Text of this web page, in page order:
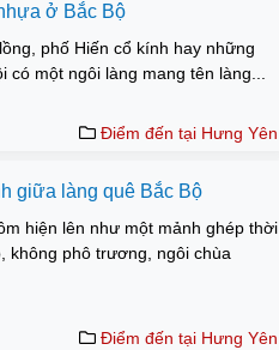
ở Bắc Bộ
phố Hiến cổ kính hay những
có một ngôi làng mang tên làng...
Điểm đến tại Hưng Yên
giữa làng quê Bắc Bộ
hiện lên như một mảnh ghép thời
không phô trương, ngôi chùa
Điểm đến tại Hưng Yên